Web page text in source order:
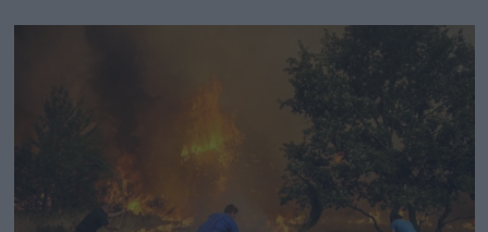
πυροσβέστες με εννέα οχήματα, αλλά και τέσσερα